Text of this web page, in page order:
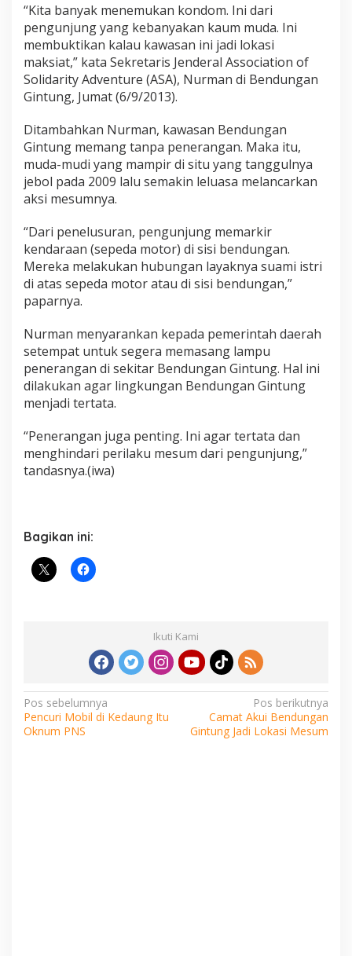
“Kita banyak menemukan kondom. Ini dari
pengunjung yang kebanyakan kaum muda. Ini
membuktikan kalau kawasan ini jadi lokasi
maksiat,” kata Sekretaris Jenderal Association of
Solidarity Adventure (ASA), Nurman di Bendungan
Gintung, Jumat (6/9/2013).
Ditambahkan Nurman, kawasan Bendungan
Gintung memang tanpa penerangan. Maka itu,
muda-mudi yang mampir di situ yang tanggulnya
jebol pada 2009 lalu semakin leluasa melancarkan
aksi mesumnya.
“Dari penelusuran, pengunjung memarkir
kendaraan (sepeda motor) di sisi bendungan.
Mereka melakukan hubungan layaknya suami istri
di atas sepeda motor atau di sisi bendungan,”
paparnya.
Nurman menyarankan kepada pemerintah daerah
setempat untuk segera memasang lampu
penerangan di sekitar Bendungan Gintung. Hal ini
dilakukan agar lingkungan Bendungan Gintung
menjadi tertata.
“Penerangan juga penting. Ini agar tertata dan
menghindari perilaku mesum dari pengunjung,”
tandasnya.(iwa)
Bagikan ini:
Ikuti Kami
Navigasi
pos
Pos sebelumnya
Pencuri Mobil di Kedaung Itu
Oknum PNS
Pos berikutnya
Camat Akui Bendungan
Gintung Jadi Lokasi Mesum